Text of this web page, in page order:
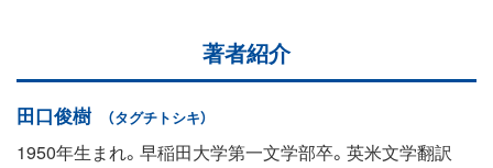
著者紹介
田口俊樹 （タグチトシキ）
1950年生まれ。早稲田大学第一文学部卒。英米文学翻訳